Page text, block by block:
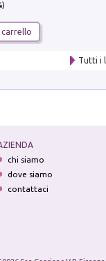
Tutti i
chi siamo
dove siamo
contattaci